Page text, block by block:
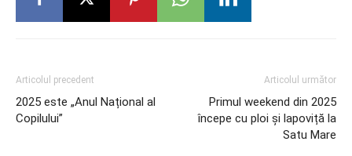
Articolul precedent
2025 este „Anul Național al
Copilului”
Articolul următor
Primul weekend din 2025
începe cu ploi și lapoviță la
Satu Mare